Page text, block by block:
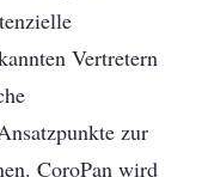
Vertretern
zur
CoroPan wird